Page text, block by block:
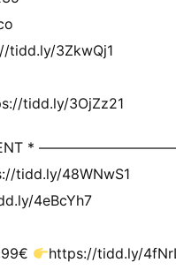
tidd.ly/3ZkwQj1
tidd.ly/3OjZz21
*
tidd.ly/48WNwS1
4eBcYh7
https://tidd.ly/